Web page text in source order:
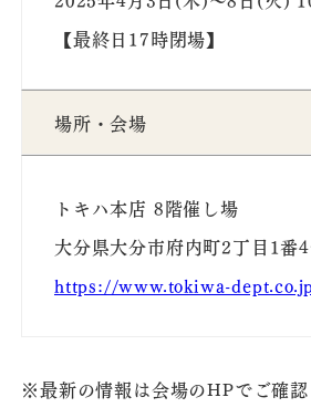
【最終日17時閉場】
場所・会場
トキハ本店 8階催し場
大分県大分市府内町2丁目1番
https://www.tokiwa-
※最新の情報は会場のHPでご確